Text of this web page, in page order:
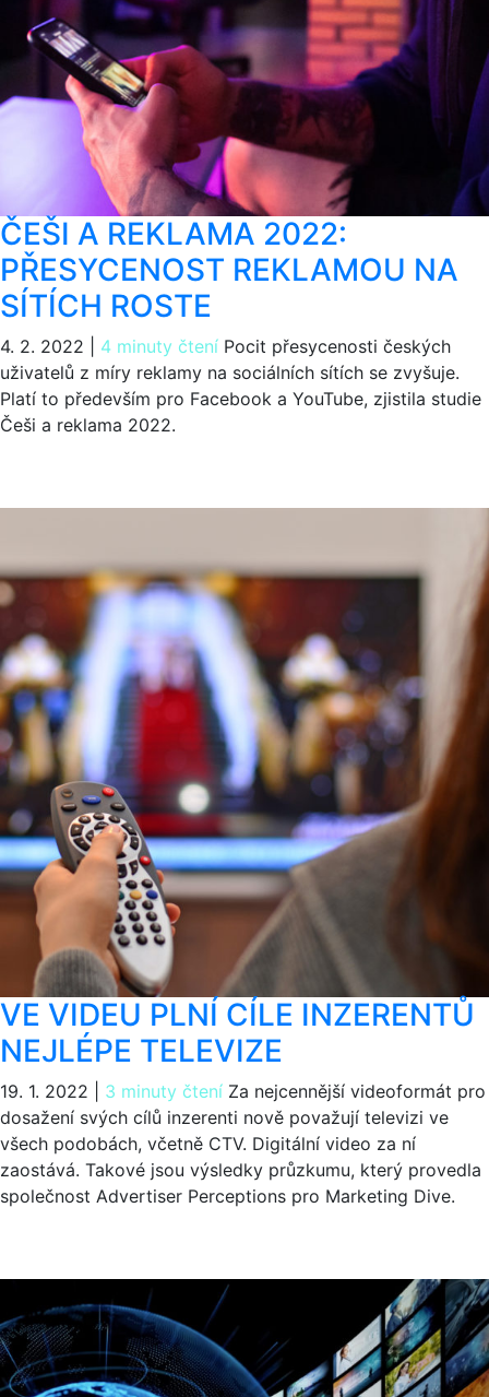
ČEŠI A REKLAMA 2022:
PŘESYCENOST REKLAMOU NA
SÍTÍCH ROSTE
4. 2. 2022 4 minuty čtení Pocit přesycenosti českých
uživatelů z míry reklamy na sociálních sítích se zvyšuje.
Platí to především pro Facebook a YouTube, zjistila studie
Češi a reklama 2022.
VE VIDEU PLNÍ CÍLE INZERENTŮ
NEJLÉPE TELEVIZE
19. 1. 2022 3 minuty čtení Za nejcennější videoformát pro
dosažení svých cílů inzerenti nově považují televizi ve
všech podobách, včetně CTV. Digitální video za ní
zaostává. Takové jsou výsledky průzkumu, který provedla
společnost Advertiser Perceptions pro Marketing Dive.